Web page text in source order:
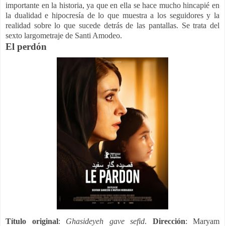
importante en la historia, ya que en ella se hace mucho hincapié en
la dualidad e hipocresía de lo que muestra a los seguidores y la
realidad sobre lo que sucede detrás de las pantallas. Se trata del
sexto largometraje de Santi Amodeo.
El perdón
Título original: Ghasideyeh gave sefid. Dirección: Maryam